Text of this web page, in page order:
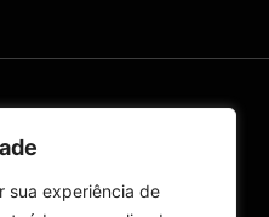
sua experiência de